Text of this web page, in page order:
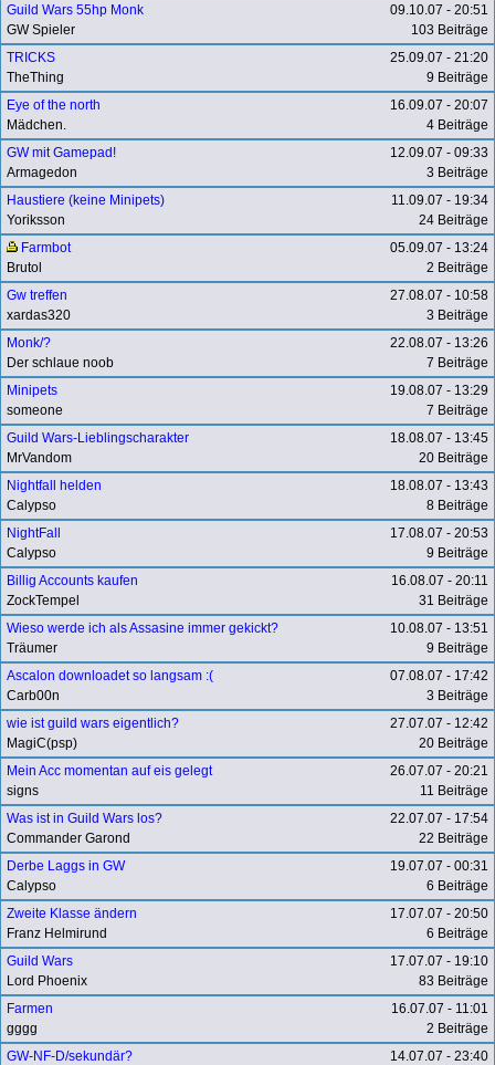
Guild Wars 55hp Monk
09.10.07 - 20:51
GW Spieler
103 Beiträge
TRICKS
25.09.07 - 21:20
TheThing
9 Beiträge
Eye of the north
16.09.07 - 20:07
Mädchen.
4 Beiträge
GW mit Gamepad!
12.09.07 - 09:33
Armagedon
3 Beiträge
Haustiere (keine Minipets)
11.09.07 - 19:34
Yoriksson
24 Beiträge
Farmbot
05.09.07 - 13:24
Brutol
2 Beiträge
Gw treffen
27.08.07 - 10:58
xardas320
3 Beiträge
Monk/?
22.08.07 - 13:26
Der schlaue noob
7 Beiträge
Minipets
19.08.07 - 13:29
someone
7 Beiträge
Guild Wars-Lieblingscharakter
18.08.07 - 13:45
MrVandom
20 Beiträge
Nightfall helden
18.08.07 - 13:43
Calypso
8 Beiträge
NightFall
17.08.07 - 20:53
Calypso
9 Beiträge
Billig Accounts kaufen
16.08.07 - 20:11
ZockTempel
31 Beiträge
Wieso werde ich als Assasine immer gekickt?
10.08.07 - 13:51
Träumer
9 Beiträge
Ascalon downloadet so langsam :(
07.08.07 - 17:42
Carb00n
3 Beiträge
wie ist guild wars eigentlich?
27.07.07 - 12:42
MagiC(psp)
20 Beiträge
Mein Acc momentan auf eis gelegt
26.07.07 - 20:21
signs
11 Beiträge
Was ist in Guild Wars los?
22.07.07 - 17:54
Commander Garond
22 Beiträge
Derbe Laggs in GW
19.07.07 - 00:31
Calypso
6 Beiträge
Zweite Klasse ändern
17.07.07 - 20:50
Franz Helmirund
6 Beiträge
Guild Wars
17.07.07 - 19:10
Lord Phoenix
83 Beiträge
Farmen
16.07.07 - 11:01
gggg
2 Beiträge
GW-NF-D/sekundär?
14.07.07 - 23:40